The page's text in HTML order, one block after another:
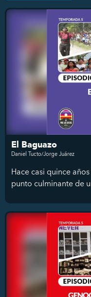
El Baguazo
Daniel Tucto/Jorge Juárez
Hace casi quince
punto culminante de